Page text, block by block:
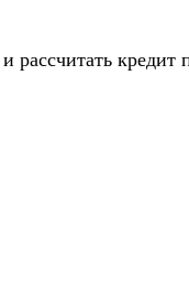
кредит